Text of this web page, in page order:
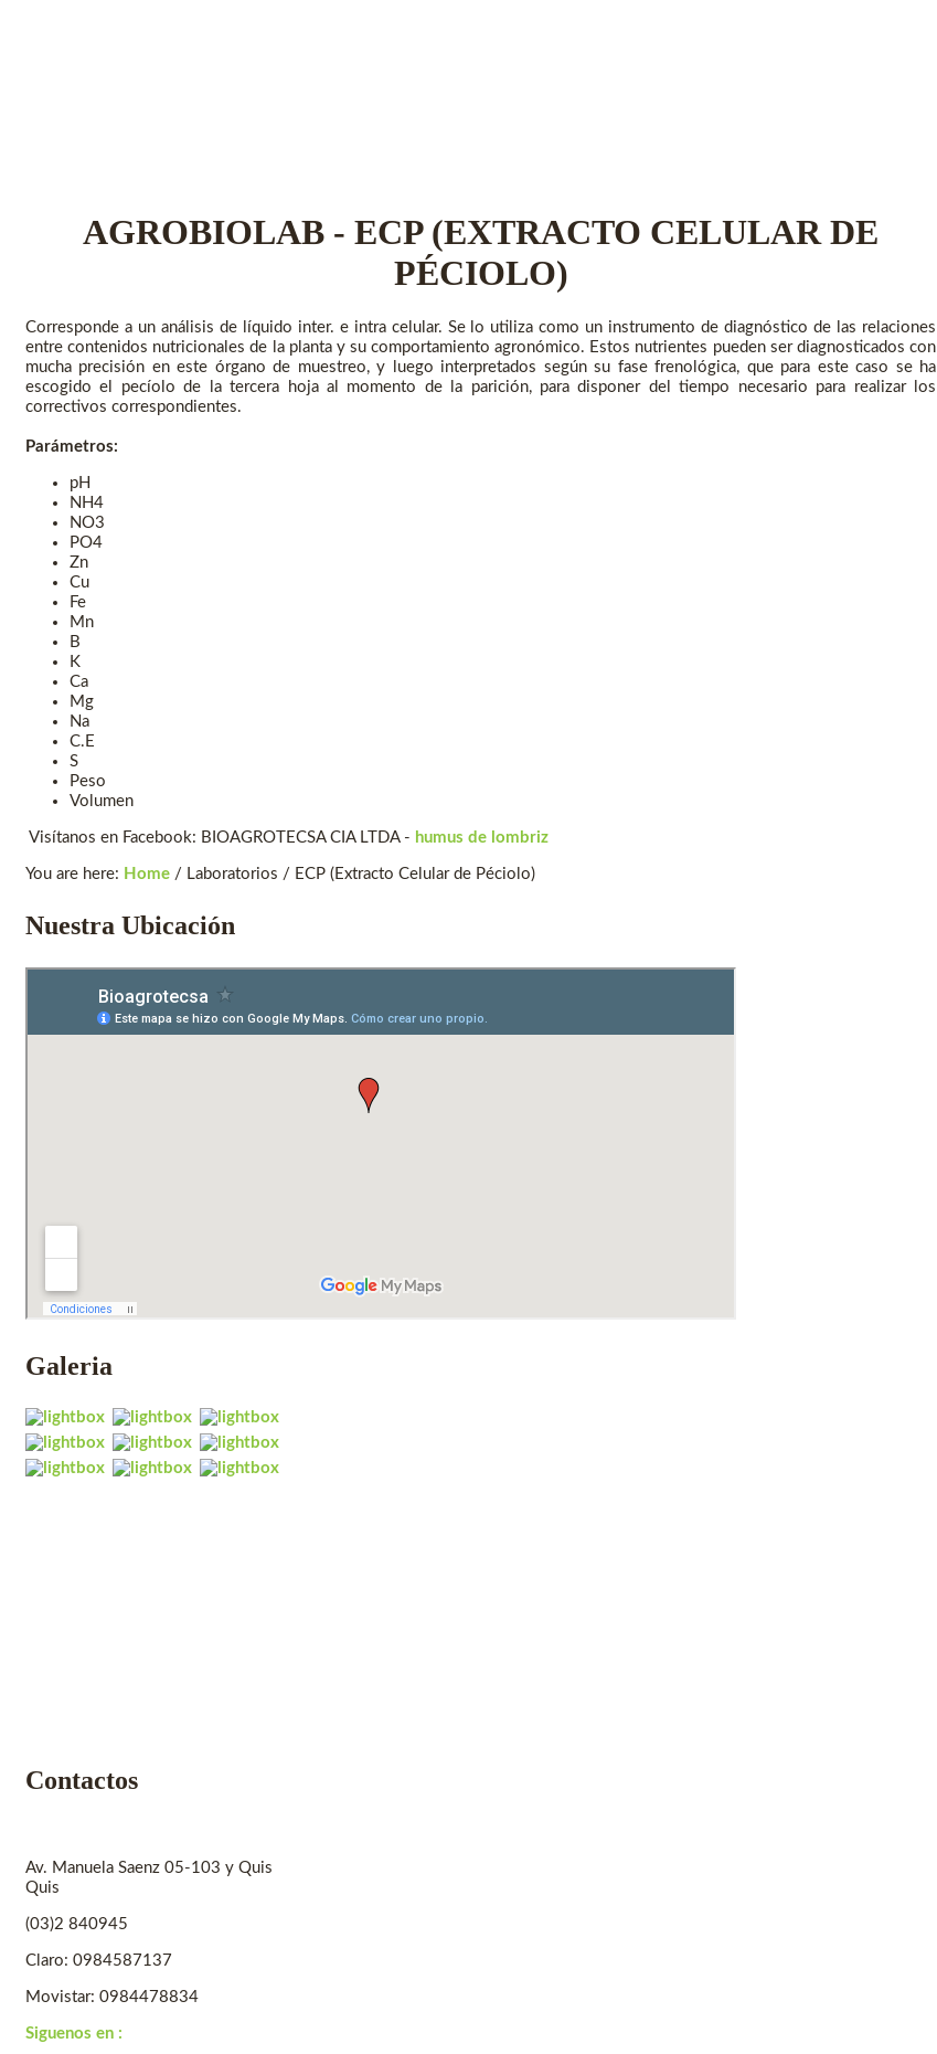
AGROBIOLAB - ECP (EXTRACTO CELULAR DE
PÉCIOLO)
Corresponde a un análisis de líquido inter. e intra celular. Se lo utiliza como un instrumento de diagnóstico de las relaciones
entre contenidos nutricionales de la planta y su comportamiento agronómico. Estos nutrientes pueden ser diagnosticados con
mucha precisión en este órgano de muestreo, y luego interpretados según su fase frenológica, que para este caso se ha
escogido el pecíolo de la tercera hoja al momento de la parición, para disponer del tiempo necesario para realizar los
correctivos correspondientes.
Parámetros:
pH
NH4
NO3
PO4
Zn
Cu
Fe
Mn
B
K
Ca
Mg
Na
C.E
S
Peso
Volumen
Visítanos en Facebook: BIOAGROTECSA CIA LTDA - humus de lombriz
You are here: Home / Laboratorios / ECP (Extracto Celular de Péciolo)
Nuestra Ubicación
Galeria
Contactos
Av. Manuela Saenz 05-103 y Quis
Quis
(03)2 840945
Claro: 0984587137
Movistar: 0984478834
Siguenos en :